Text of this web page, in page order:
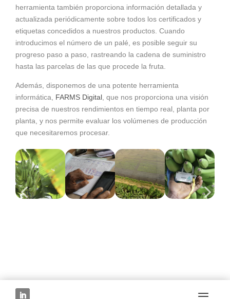
herramienta también proporciona información detallada y
actualizada periódicamente sobre todos los certificados y
etiquetas concedidos a nuestros productos. Cuando
introducimos el número de un palé, es posible seguir su
progreso paso a paso, rastreando la cadena de suministro
hasta las parcelas de las que procede la fruta.
Además, disponemos de una potente herramienta
informática, FARMS Digital , que nos proporciona una visión
precisa de nuestros rendimientos en tiempo real, planta por
planta, y nos permite evaluar los volúmenes de producción
que necesitaremos procesar.